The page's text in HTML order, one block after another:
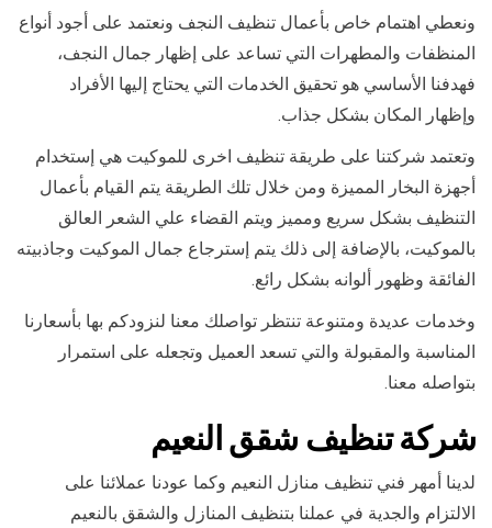
ونعطي اهتمام خاص بأعمال تنظيف النجف ونعتمد على أجود أنواع
المنظفات والمطهرات التي تساعد على إظهار جمال النجف،
فهدفنا الأساسي هو تحقيق الخدمات التي يحتاج إليها الأفراد
وإظهار المكان بشكل جذاب.
وتعتمد شركتنا على طريقة تنظيف اخرى للموكيت هي إستخدام
أجهزة البخار المميزة ومن خلال تلك الطريقة يتم القيام بأعمال
التنظيف بشكل سريع ومميز ويتم القضاء علي الشعر العالق
بالموكيت، بالإضافة إلى ذلك يتم إسترجاع جمال الموكيت وجاذبيته
الفائقة وظهور ألوانه بشكل رائع.
وخدمات عديدة ومتنوعة تنتظر تواصلك معنا لنزودكم بها بأسعارنا
المناسبة والمقبولة والتي تسعد العميل وتجعله على استمرار
بتواصله معنا.
شركة تنظيف شقق النعيم
لدينا أمهر فني تنظيف منازل النعيم وكما عودنا عملائنا على
الالتزام والجدية في عملنا بتنظيف المنازل والشقق بالنعيم